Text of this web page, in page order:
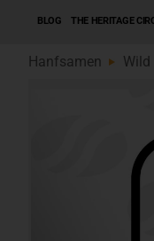
BLOG THE HERITAGE
Hanfsamen Wild